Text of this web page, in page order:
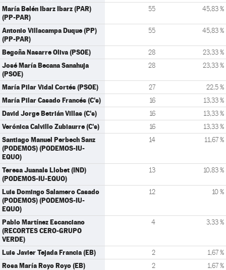
María Belén Ibarz Ibarz (PAR)
(PP-PAR)
55 45,83 %
Antonio Villacampa Duque (PP)
(PP-PAR)
55 45,83 %
Begoña Nasarre Oliva (PSOE) 28 23,33 %
José María Becana Sanahuja
(PSOE)
28 23,33 %
María Pilar Vidal Cortés (PSOE) 27 22,5 %
María Pilar Casado Francés (C's) 16 13,33 %
David Jorge Betrián Villas (C's) 16 13,33 %
Verónica Calvillo Zubiaurre (C's) 16 13,33 %
Santiago Manuel Perbech Sanz
(PODEMOS) (PODEMOS-IU-
EQUO)
14 11,67 %
Teresa Juanals Llobet (IND)
(PODEMOS-IU-EQUO)
13 10,83 %
Luis Domingo Salamero Casado
(PODEMOS) (PODEMOS-IU-
EQUO)
12 10 %
Pablo Martínez Escanciano
(RECORTES CERO-GRUPO
VERDE)
4 3,33 %
Luis Javier Tejada Francia (EB) 2 1,67 %
Rosa María Royo Royo (EB) 2 1,67 %